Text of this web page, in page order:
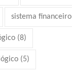
sistema financeiro
(8)
(5)